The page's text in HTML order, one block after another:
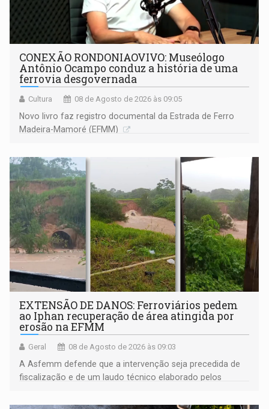
CONEXÃO RONDONIAOVIVO: Museólogo
Antônio Ocampo conduz a história de uma
ferrovia desgovernada
Cultura 08 de Agosto de 2026 às 09:05
Novo livro faz registro documental da Estrada de Ferro
Madeira-Mamoré (EFMM)
EXTENSÃO DE DANOS: Ferroviários pedem
ao Iphan recuperação de área atingida por
erosão na EFMM
Geral 08 de Agosto de 2026 às 09:03
A Asfemm defende que a intervenção seja precedida de
fiscalização e de um laudo técnico elaborado pelos